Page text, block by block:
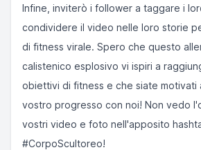
Infine, inviterò i follower a taggare i
condividere il video nelle loro storie
di fitness virale. Spero che questo
calistenico esplosivo vi ispiri a
obiettivi di fitness e che siate motivati
vostro progresso con noi! Non vedo
vostri video e foto nell'apposito
#CorpoScultoreo!